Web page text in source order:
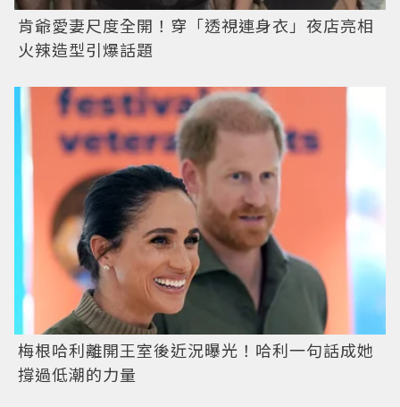
肯爺愛妻尺度全開！穿「透視連身衣」夜店亮相
火辣造型引爆話題
梅根哈利離開王室後近況曝光！哈利一句話成她
撐過低潮的力量